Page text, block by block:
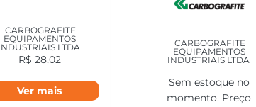
CARBOGRAFITE
EQUIPAMENTOS
LTDA
R$ 28,02
Ver mais
CARBOGRAFITE
EQUIPAMENTOS
INDUSTRIAIS LTDA
Sem estoque no
momento. Preço